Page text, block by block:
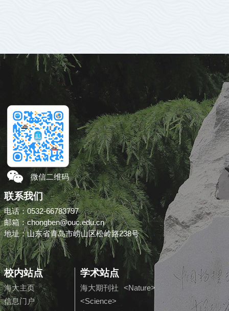
微信二维码
联系我们
电话：0532-66783797
邮箱：chongben@ouc.edu.cn
地址：山东省青岛市崂山区松岭路238号
校内站点
海大主页
信息门户
学术站点
海大期刊社
<Nature>
<Science>